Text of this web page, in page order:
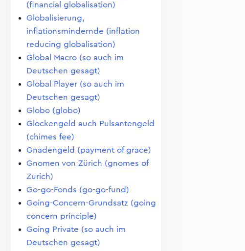
(financial globalisation)
Globalisierung,
inflationsmindernde (inflation
reducing globalisation)
Global Macro (so auch im
Deutschen gesagt)
Global Player (so auch im
Deutschen gesagt)
Globo (globo)
Glockengeld auch Pulsantengeld
(chimes fee)
Gnadengeld (payment of grace)
Gnomen von Zürich (gnomes of
Zurich)
Go-go-Fonds (go-go-fund)
Going-Concern-Grundsatz (going
concern principle)
Going Private (so auch im
Deutschen gesagt)